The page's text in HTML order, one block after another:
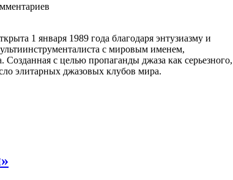
1 января 1989 года благодаря энтузиазму и
с мировым именем,
с целью пропаганды джаза как серьезного,
элитарных джазовых клубов мира.